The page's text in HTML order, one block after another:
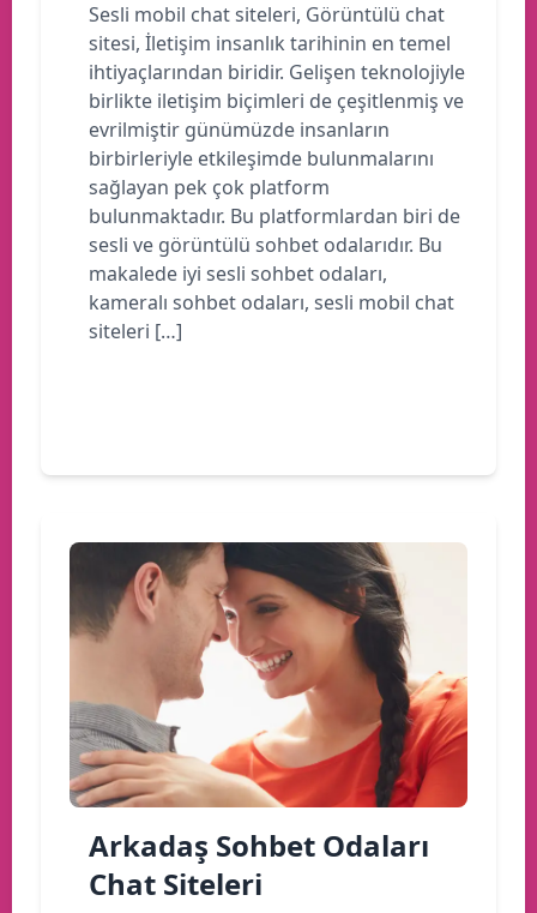
Sesli mobil chat siteleri, Görüntülü chat
sitesi, İletişim insanlık tarihinin en temel
ihtiyaçlarından biridir. Gelişen teknolojiyle
birlikte iletişim biçimleri de çeşitlenmiş ve
evrilmiştir günümüzde insanların
birbirleriyle etkileşimde bulunmalarını
sağlayan pek çok platform
bulunmaktadır. Bu platformlardan biri de
sesli ve görüntülü sohbet odalarıdır. Bu
makalede iyi sesli sohbet odaları,
kameralı sohbet odaları, sesli mobil chat
siteleri […]
Arkadaş Sohbet Odaları
Chat Siteleri